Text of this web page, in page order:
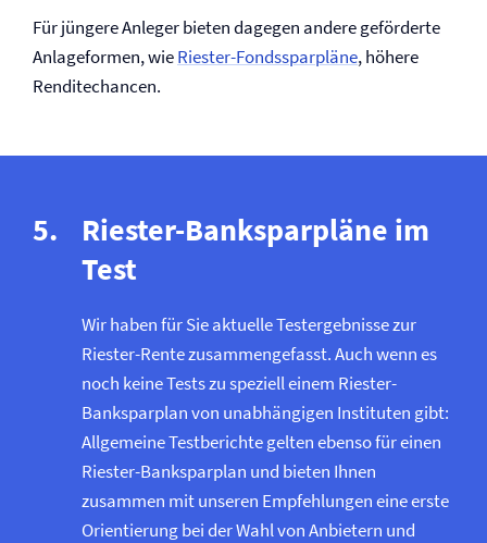
Für jüngere Anleger bieten dagegen andere geförderte
Anlageformen, wieRiester-Fondssparpläne, höhere
Renditechancen.
Riester-Banksparpläne im
Test
Wir haben für Sie aktuelle Testergebnisse zur
Riester-Rente zusammengefasst. Auch wenn es
noch keine Tests zu speziell einem Riester-
Banksparplan von unabhängigen Instituten gibt:
Allgemeine Testberichte gelten ebenso für einen
Riester-Banksparplan und bieten Ihnen
zusammen mit unseren Empfehlungen eine erste
Orientierung bei der Wahl von Anbietern und